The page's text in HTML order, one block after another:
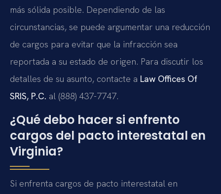
más sólida posible. Dependiendo de las
circunstancias, se puede argumentar una reducción
de cargos para evitar que la infracción sea
reportada a su estado de origen. Para discutir los
detalles de su asunto, contacte a Law Offices Of
SRIS, P.C. al (888) 437-7747.
¿Qué debo hacer si enfrento
cargos del pacto interestatal en
Virginia?
Si enfrenta cargos de pacto interestatal en